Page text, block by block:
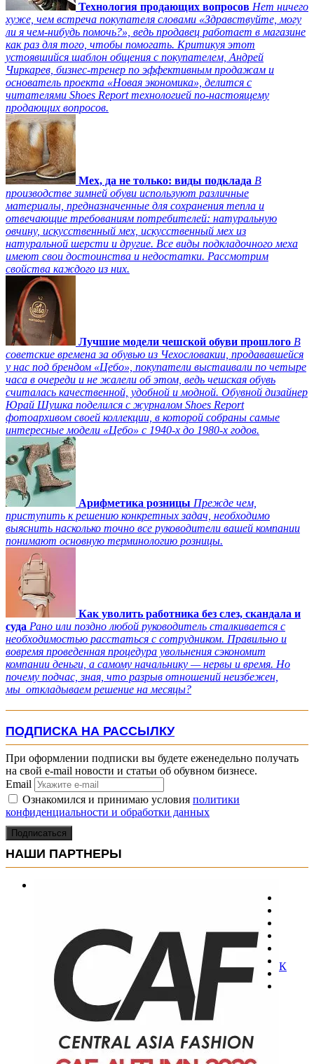
Технология продающих вопросов Нет ничего
хуже, чем встреча покупателя словами «Здравствуйте, могу
ли я чем-нибудь помочь?», ведь продавец работает в магазине
как раз для того, чтобы помогать. Критикуя этот
устоявшийся шаблон общения с покупателем, Андрей
Чиркарев, бизнес-тренер по эффективным продажам и
основатель проекта «Новая экономика», делится с
читателями Shoes Report технологией по-настоящему
продающих вопросов.
Мех, да не только: виды подклада В
производстве зимней обуви используют различные
материалы, предназначенные для сохранения тепла и
отвечающие требованиям потребителей: натуральную
овчину, искусственный мех, искусственный мех из
натуральной шерсти и другие. Все виды подкладочного меха
имеют свои достоинства и недостатки. Рассмотрим
свойства каждого из них.
Лучшие модели чешской обуви прошлого В
советские времена за обувью из Чехословакии, продававшейся
у нас под брендом «Цебо», покупатели выстаивали по четыре
часа в очереди и не жалели об этом, ведь чешская обувь
считалась качественной, удобной и модной. Обувной дизайнер
Юрай Шушка поделился с журналом Shoes Report
фотоархивом своей коллекции, в которой собраны самые
интересные модели «Цебо» с 1940-х до 1980-х годов.
Арифметика розницы Прежде чем,
приступить к решению конкретных задач, необходимо
выяснить насколько точно все руководители вашей компании
понимают основную терминологию розницы.
Как уволить работника без слез, скандала и
суда Рано или поздно любой руководитель сталкивается с
необходимостью расстаться с сотрудником. Правильно и
вовремя проведенная процедура увольнения сэкономит
компании деньги, а самому начальнику — нервы и время. Но
почему подчас, зная, что разрыв отношений неизбежен,
мы откладываем решение на месяцы?
ПОДПИСКА НА РАССЫЛКУ
При оформлении подписки вы будете еженедельно получать
на свой e-mail новости и статьи об обувном бизнесе.
Email
Ознакомился и принимаю условия политики
конфиденциальности и обработки данных
Подписаться
НАШИ ПАРТНЕРЫ
К